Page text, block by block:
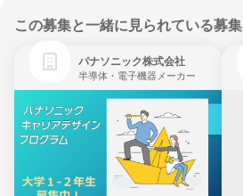
この募集と一緒に見られている募集
パナソニック株式会社
半導体・電子機器メーカー